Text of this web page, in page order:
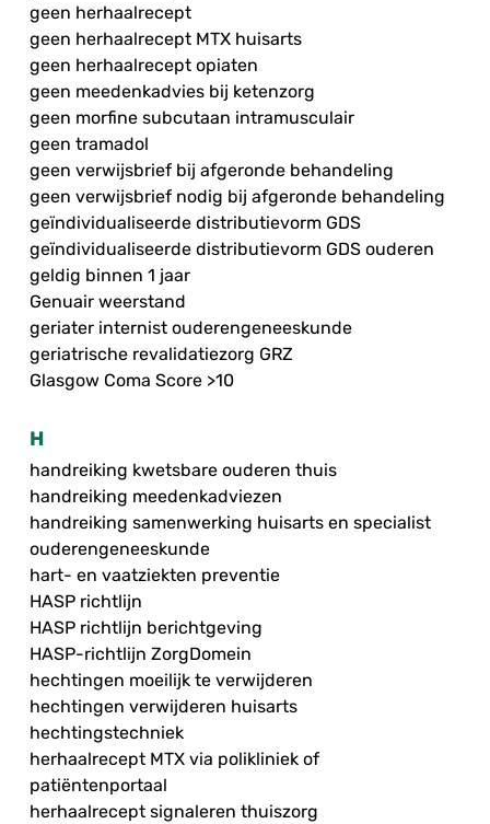
geen herhaalrecept
geen herhaalrecept MTX huisarts
geen herhaalrecept opiaten
geen meedenkadvies bij ketenzorg
geen morfine subcutaan intramusculair
geen tramadol
geen verwijsbrief bij afgeronde behandeling
geen verwijsbrief nodig bij afgeronde behandeling
geïndividualiseerde distributievorm GDS
geïndividualiseerde distributievorm GDS ouderen
geldig binnen 1 jaar
Genuair weerstand
geriater internist ouderengeneeskunde
geriatrische revalidatiezorg GRZ
Glasgow Coma Score >10
H
handreiking kwetsbare ouderen thuis
handreiking meedenkadviezen
handreiking samenwerking huisarts en specialist
ouderengeneeskunde
hart- en vaatziekten preventie
HASP richtlijn
HASP richtlijn berichtgeving
HASP-richtlijn ZorgDomein
hechtingen moeilijk te verwijderen
hechtingen verwijderen huisarts
hechtingstechniek
herhaalrecept MTX via polikliniek of
patiëntenportaal
herhaalrecept signaleren thuiszorg